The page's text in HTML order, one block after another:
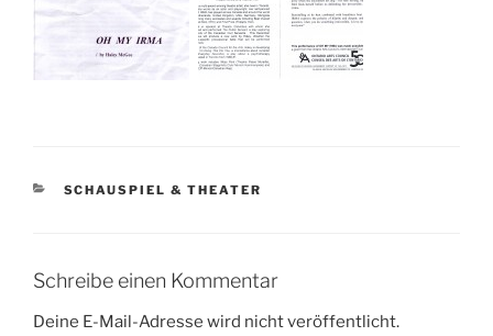
KATEGORIEN
SCHAUSPIEL & THEATER
Schreibe einen Kommentar
Deine E-Mail-Adresse wird nicht veröffentlicht.